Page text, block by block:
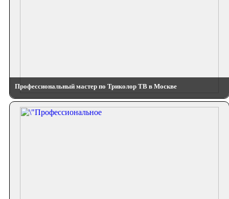
Профессиональный мастер по Триколор ТВ в Москве